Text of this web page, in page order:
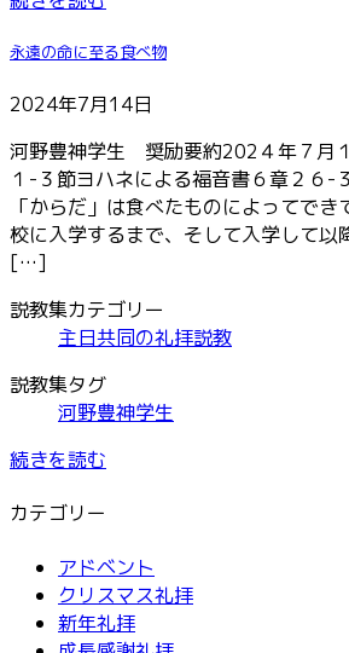
永遠の命に至る食べ物
2024年7月14日
河野豊神学生 奨励要約202４年７月
１-３節ヨハネによる福音書６章２６
「からだ」は食べたものによってで
校に入学するまで、そして入学して以
[…]
説教集カテゴリー
主日共同の礼拝説教
説教集タグ
河野豊神学生
続きを読む
カテゴリー
アドベント
クリスマス礼拝
新年礼拝